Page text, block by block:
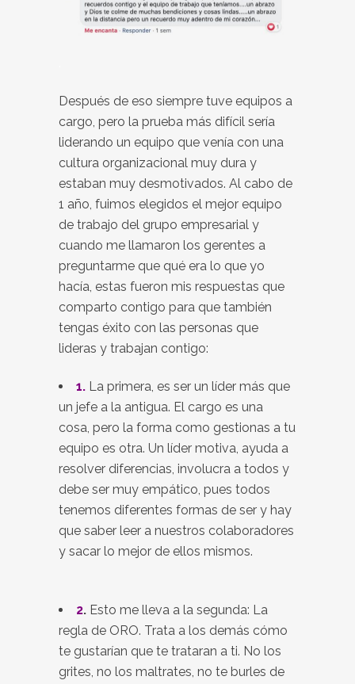
Después de eso siempre tuve equipos a
cargo, pero la prueba más difícil sería
liderando un equipo que venía con una
cultura organizacional muy dura y
estaban muy desmotivados. Al cabo de
1 año, fuimos elegidos el mejor equipo
de trabajo del grupo empresarial y
cuando me llamaron los gerentes a
preguntarme que qué era lo que yo
hacía, estas fueron mis respuestas que
comparto contigo para que también
tengas éxito con las personas que
lideras y trabajan contigo:
1. La primera, es ser un líder más que
un jefe a la antigua. El cargo es una
cosa, pero la forma como gestionas a tu
equipo es otra. Un líder motiva, ayuda a
resolver diferencias, involucra a todos y
debe ser muy empático, pues todos
tenemos diferentes formas de ser y hay
que saber leer a nuestros colaboradores
y sacar lo mejor de ellos mismos.
2. Esto me lleva a la segunda: La
regla de ORO. Trata a los demás cómo
te gustarían que te trataran a ti. No los
grites, no los maltrates, no te burles de